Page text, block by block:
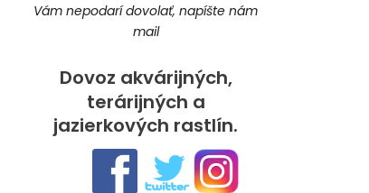
Vám nepodarí dovolať, napíšte nám
mail
Dovoz akvárijných,
terárijných a
jazierkových rastlín.